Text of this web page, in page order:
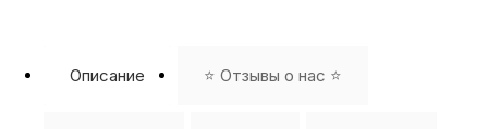
Описание ⭐️ Отзывы о нас ⭐️